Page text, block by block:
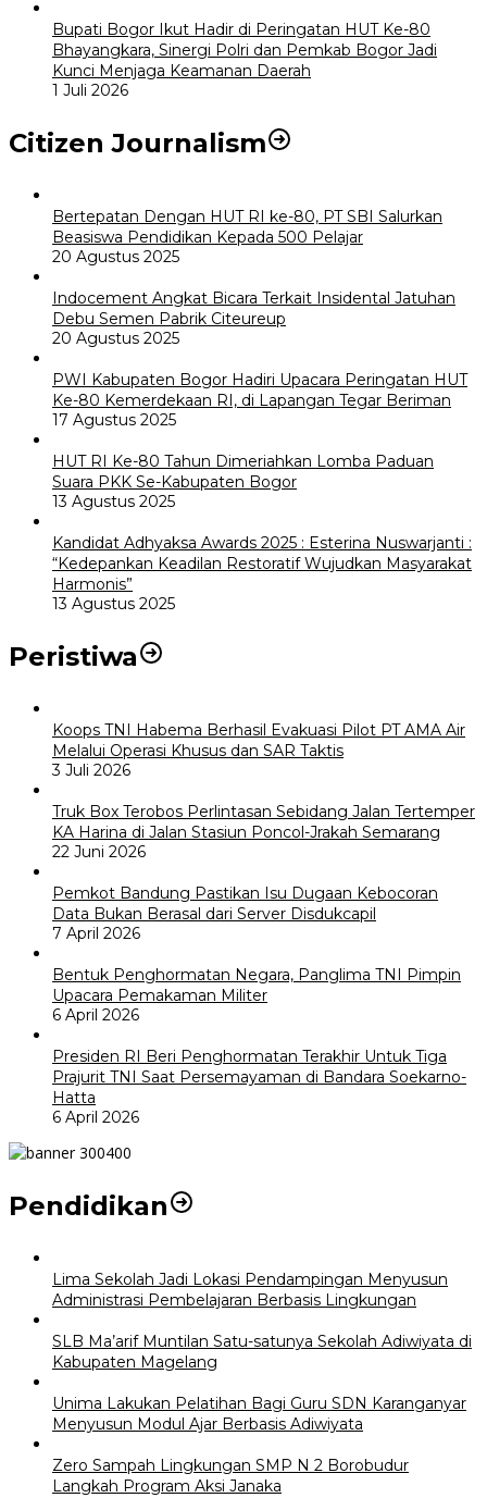
Bupati Bogor Ikut Hadir di Peringatan HUT Ke-80
Bhayangkara, Sinergi Polri dan Pemkab Bogor Jadi
Kunci Menjaga Keamanan Daerah
1 Juli 2026
Citizen Journalism
Bertepatan Dengan HUT RI ke-80, PT SBI Salurkan
Beasiswa Pendidikan Kepada 500 Pelajar
20 Agustus 2025
Indocement Angkat Bicara Terkait Insidental Jatuhan
Debu Semen Pabrik Citeureup
20 Agustus 2025
PWI Kabupaten Bogor Hadiri Upacara Peringatan HUT
Ke-80 Kemerdekaan RI, di Lapangan Tegar Beriman
17 Agustus 2025
HUT RI Ke-80 Tahun Dimeriahkan Lomba Paduan
Suara PKK Se-Kabupaten Bogor
13 Agustus 2025
Kandidat Adhyaksa Awards 2025 : Esterina Nuswarjanti :
“Kedepankan Keadilan Restoratif Wujudkan Masyarakat
Harmonis”
13 Agustus 2025
Peristiwa
Koops TNI Habema Berhasil Evakuasi Pilot PT AMA Air
Melalui Operasi Khusus dan SAR Taktis
3 Juli 2026
Truk Box Terobos Perlintasan Sebidang Jalan Tertemper
KA Harina di Jalan Stasiun Poncol-Jrakah Semarang
22 Juni 2026
Pemkot Bandung Pastikan Isu Dugaan Kebocoran
Data Bukan Berasal dari Server Disdukcapil
7 April 2026
Bentuk Penghormatan Negara, Panglima TNI Pimpin
Upacara Pemakaman Militer
6 April 2026
Presiden RI Beri Penghormatan Terakhir Untuk Tiga
Prajurit TNI Saat Persemayaman di Bandara Soekarno-
Hatta
6 April 2026
Pendidikan
Lima Sekolah Jadi Lokasi Pendampingan Menyusun
Administrasi Pembelajaran Berbasis Lingkungan
SLB Ma’arif Muntilan Satu-satunya Sekolah Adiwiyata di
Kabupaten Magelang
Unima Lakukan Pelatihan Bagi Guru SDN Karanganyar
Menyusun Modul Ajar Berbasis Adiwiyata
Zero Sampah Lingkungan SMP N 2 Borobudur
Langkah Program Aksi Janaka